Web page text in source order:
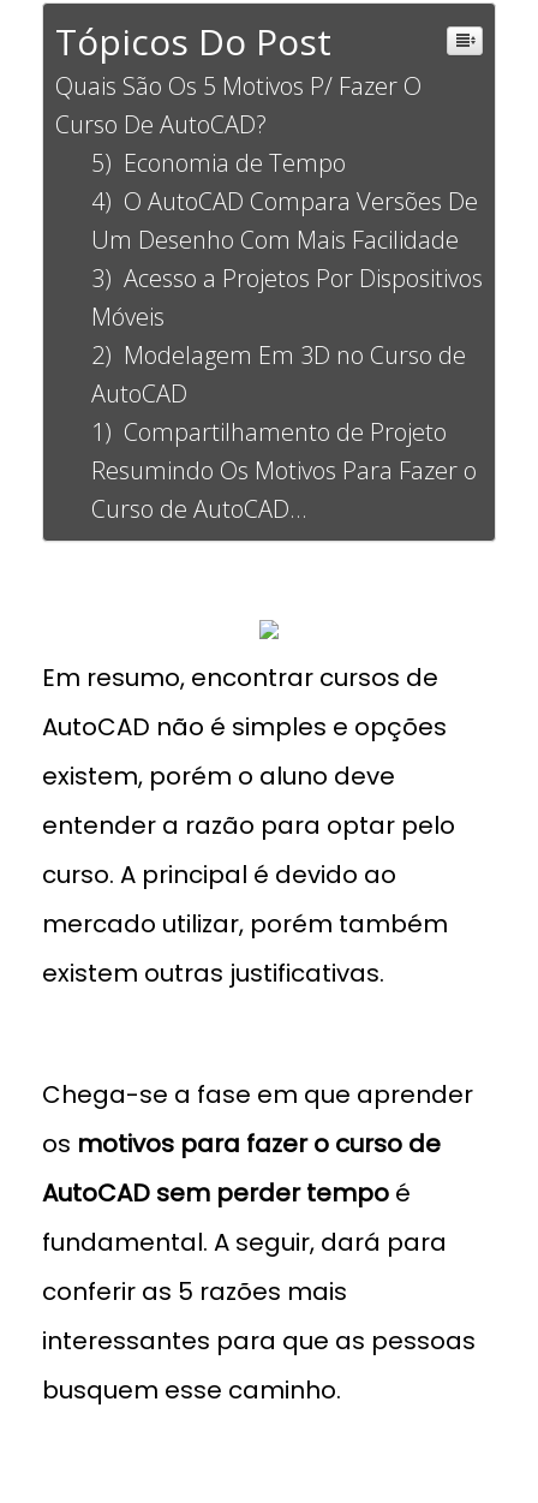
Tópicos Do Post
Quais São Os 5 Motivos P/ Fazer O
Curso De AutoCAD?
5) Economia de Tempo
4) O AutoCAD Compara Versões De
Um Desenho Com Mais Facilidade
3) Acesso a Projetos Por Dispositivos
Móveis
2) Modelagem Em 3D no Curso de
AutoCAD
1) Compartilhamento de Projeto
Resumindo Os Motivos Para Fazer o
Curso de AutoCAD…
Em resumo, encontrar cursos de
AutoCAD não é simples e opções
existem, porém o aluno deve
entender a razão para optar pelo
curso. A principal é devido ao
mercado utilizar, porém também
existem outras justificativas.
Chega-se a fase em que aprender
os motivos para fazer o curso de
AutoCAD sem perder tempo é
fundamental. A seguir, dará para
conferir as 5 razões mais
interessantes para que as pessoas
busquem esse caminho.